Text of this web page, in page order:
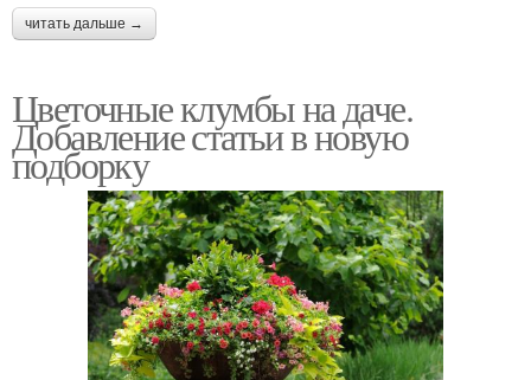
читать дальше →
Цветочные клумбы на даче.
Добавление статьи в новую
подборку